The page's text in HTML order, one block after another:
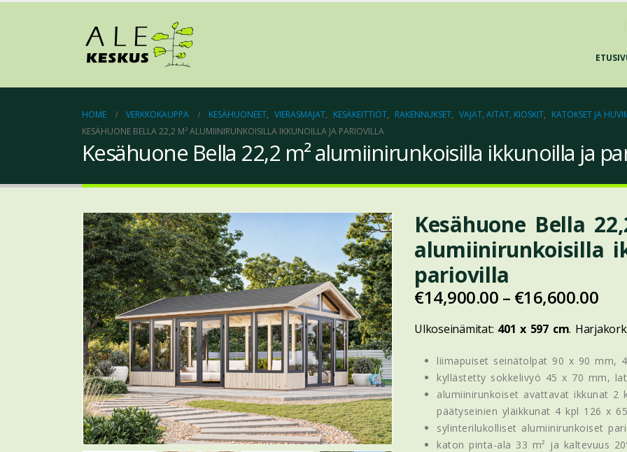
HOME VERKKOKAUPPA KESÄHUONEET, VIERASMAJAT, KESÄKEITTIÖT, RAKENNUKSET, VAJAT, AITAT, KIOSKIT, KATOKSET JA
KESÄHUONE BELLA 22,2 M² ALUMIINIRUNKOISILLA IKKUNOILLA JA PARIOVILLA
Kesähuone Bella 22,2 m² alumiinirunkoisilla ikkunoilla ja
Kesähuone Bella
alumiinirunkoisilla
pariovilla
€14,900.00 – €16,600.00
Ulkoseinämitat: 401 x 597 cm.
liimapuiset seinätolpat 90 x 90 mm,
kyllästetty sokkelivyö 45 x 70 mm,
alumiinirunkoiset avattavat ikkunat
päätyseinien yläikkunat 4 kpl 126 x
sylinterilukolliset alumiinirunkoiset
katon pinta-ala 33 m² ja kaltevuus